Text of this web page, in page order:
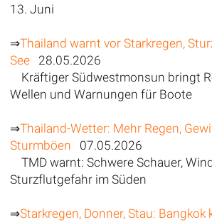
13. Juni
⇒Thailand warnt vor Starkregen,
See28.05.2026
Kräftiger Südwestmonsun bringt
Wellen und Warnungen für Boote
⇒Thailand-Wetter: Mehr Regen,
Sturmböen 07.05.2026
TMD warnt: Schwere Schauer,
Sturzflutgefahr im Süden
⇒Starkregen, Donner, Stau: Bangkok